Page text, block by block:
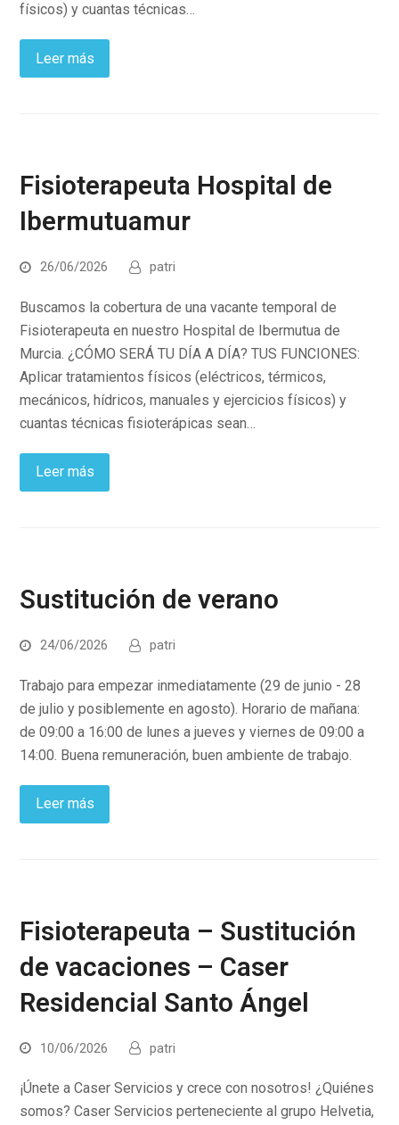
físicos) y cuantas técnicas…
Leer más
Fisioterapeuta Hospital de
Ibermutuamur
26/06/2026 patri
Buscamos la cobertura de una vacante temporal de
Fisioterapeuta en nuestro Hospital de Ibermutua de
Murcia. ¿CÓMO SERÁ TU DÍA A DÍA? TUS FUNCIONES:
Aplicar tratamientos físicos (eléctricos, térmicos,
mecánicos, hídricos, manuales y ejercicios físicos) y
cuantas técnicas fisioterápicas sean…
Leer más
Sustitución de verano
24/06/2026 patri
Trabajo para empezar inmediatamente (29 de junio - 28
de julio y posiblemente en agosto). Horario de mañana:
de 09:00 a 16:00 de lunes a jueves y viernes de 09:00 a
14:00. Buena remuneración, buen ambiente de trabajo.
Leer más
Fisioterapeuta – Sustitución
de vacaciones – Caser
Residencial Santo Ángel
10/06/2026 patri
¡Únete a Caser Servicios y crece con nosotros! ¿Quiénes
somos? Caser Servicios perteneciente al grupo Helvetia,